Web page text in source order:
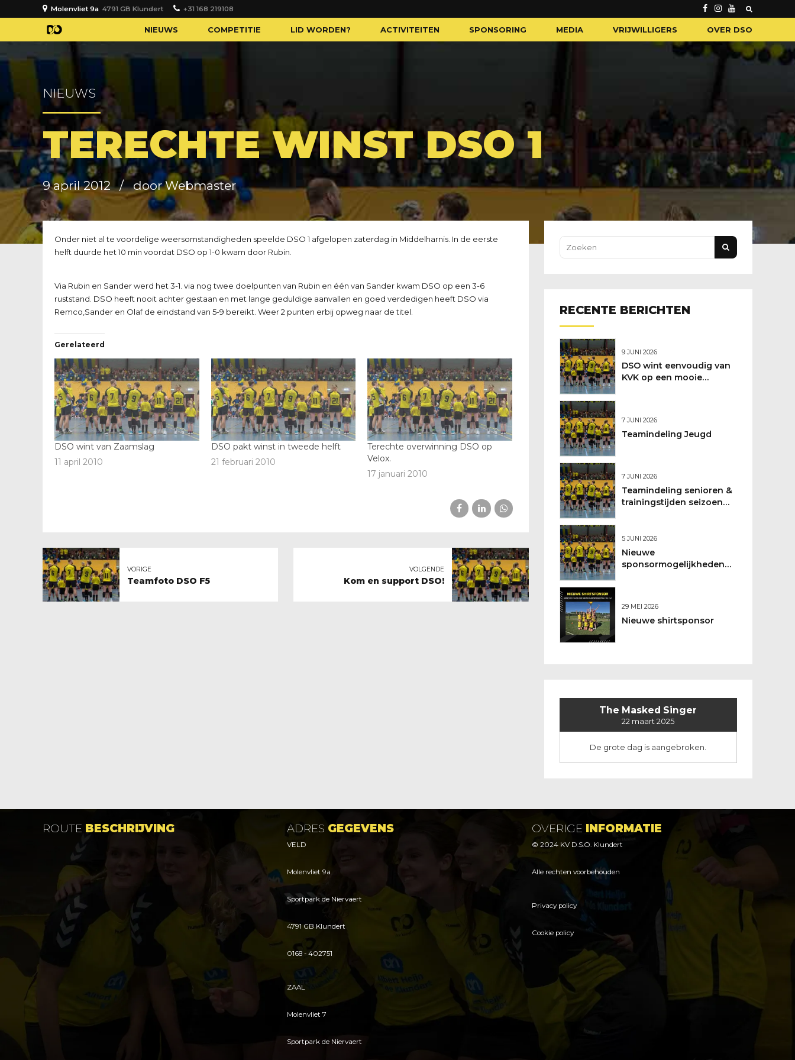
Molenvliet 9a 4791 GB Klundert +31 168 219108
NIEUWS COMPETITIE LID WORDEN? ACTIVITEITEN SPONSORING MEDIA VRIJWILLIGERS OVER DSO
NIEUWS
TERECHTE WINST DSO 1
9 april 2012 door Webmaster
Onder niet al te voordelige weersomstandigheden speelde DSO 1 afgelopen zaterdag in Middelharnis. In de eerste
helft duurde het 10 min voordat DSO op 1-0 kwam door Rubin.
Via Rubin en Sander werd het 3-1. via nog twee doelpunten van Rubin en één van Sander kwam DSO op een 3-6
ruststand. DSO heeft nooit achter gestaan en met lange geduldige aanvallen en goed verdedigen heeft DSO via
Remco,Sander en Olaf de eindstand van 5-9 bereikt. Weer 2 punten erbij opweg naar de titel.
Gerelateerd
DSO wint van Zaamslag
11 april 2010
DSO pakt winst in tweede helft
21 februari 2010
Terechte overwinning DSO op
Velox.
17 januari 2010
VORIGE
Teamfoto DSO F5
VOLGENDE
Kom en support DSO!
RECENTE BERICHTEN
9 JUNI 2026
DSO wint eenvoudig van
KVK op een mooie
7 JUNI 2026
Teamindeling Jeugd
7 JUNI 2026
Teamindeling senioren &
trainingstijden seizoen
5 JUNI 2026
Nieuwe
sponsormogelijkheden
29 MEI 2026
Nieuwe shirtsponsor
The Masked Singer
22 maart 2025
De grote dag is aangebroken.
ROUTE BESCHRIJVING ADRES GEGEVENS
VELD
Molenvliet 9a
Sportpark de Niervaert
4791 GB Klundert
0168 - 402751
ZAAL
Molenvliet 7
Sportpark de Niervaert
OVERIGE INFORMATIE
© 2024 KV D.S.O. Klundert
Alle rechten voorbehouden
Privacy policy
Cookie policy